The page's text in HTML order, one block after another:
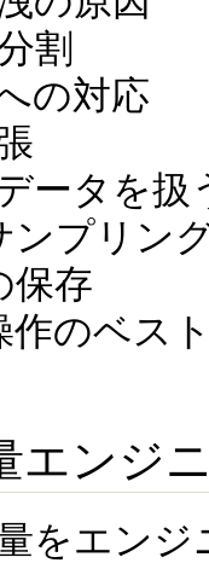
割
の対応
ータを扱
ンプリン
保存
作のベス
エンジ
をエン